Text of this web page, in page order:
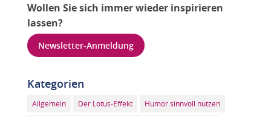
Wollen Sie sich immer wieder inspirieren
lassen?
Newsletter-Anmeldung
Kategorien
Allgemein Der Lotus-Effekt Humor sinnvoll nutzen